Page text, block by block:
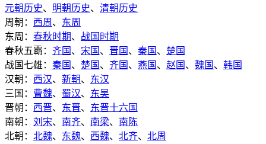
元朝历史、 明朝历史、 清朝历史
周朝： 西周 、 东周
东周： 春秋时期、 战国时期
春秋五霸： 齐国 、 宋国 、 晋国 、 秦国 、 楚国
战国七雄： 秦国 、 楚国 、 齐国 、 燕国 、 赵国 、 魏国 、 韩国
汉朝： 西汉、 新朝、 东汉
三国： 曹魏、 蜀汉、 东吴
晋朝： 西晋、 东晋、 东晋十六国
南朝： 刘宋、 南齐、 南梁、 南陈
北朝： 北魏、 东魏、 西魏、 北齐、 北周